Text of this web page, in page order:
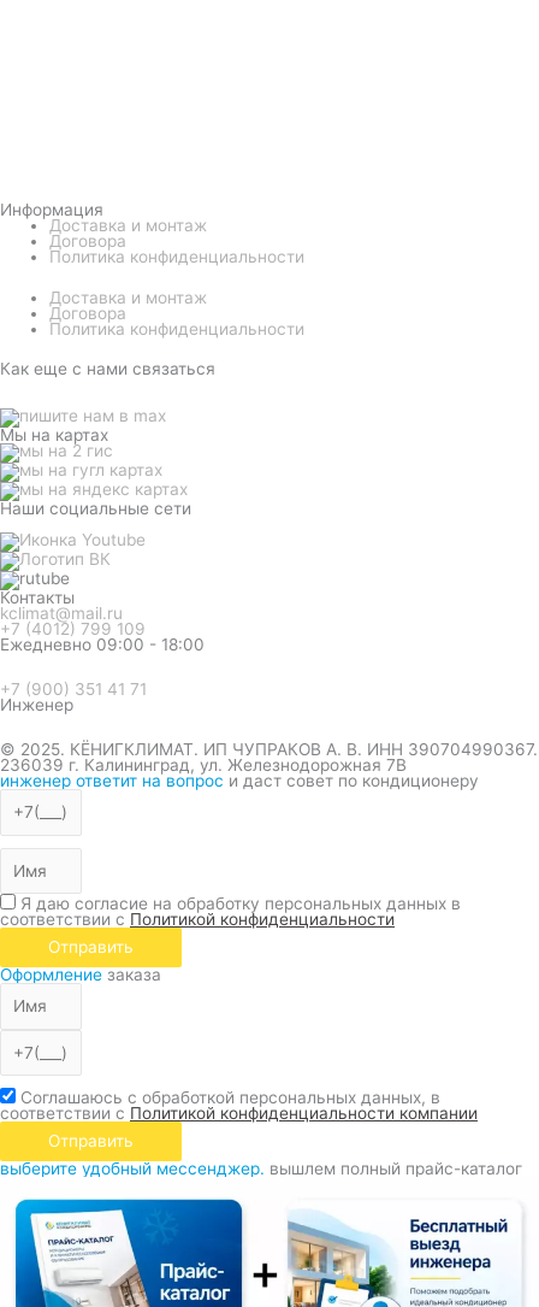
Информация
Доставка и монтаж
Договора
Политика конфиденциальности
Доставка и монтаж
Договора
Политика конфиденциальности
Как еще с нами связаться
Мы на картах
Наши социальные сети
Контакты
kclimat@mail.ru
+7 (4012) 799 109
Ежедневно 09:00 - 18:00
+7 (900) 351 41 71
Инженер
© 2025. КЁНИГКЛИМАТ. ИП ЧУПРАКОВ А. В. ИНН 390704990367.
236039 г. Калининград, ул. Железнодорожная 7В
инженер ответит на вопрос и даст совет по кондиционеру
Я даю согласие на обработку персональных данных в
соответствии с Политикой конфиденциальности
Отправить
Оформление заказа
Соглашаюсь с обработкой персональных данных, в
соответствии с Политикой конфиденциальности компании
Отправить
выберите удобный мессенджер. вышлем полный прайс-каталог